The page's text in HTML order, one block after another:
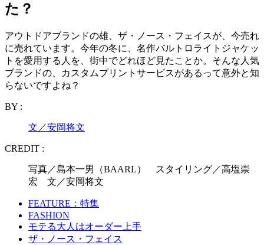
た？
アウトドアブランドの雄、ザ・ノース・フェイスが、今売れ
に売れています。今年の冬に、名作バルトロライトジャケッ
トを愛用する人を、街中でどれほど見たことか。そんな人気
ブランドの、カスタムプリントサービスがあるって意外と知
らないですよね？
BY :
文／安岡将文
CREDIT :
写真／島本一男（BAARL） スタイリング／高塩崇
宏 文／安岡将文
FEATURE：特集
FASHION
モテる大人はオーダー上手
ザ・ノース・フェイス